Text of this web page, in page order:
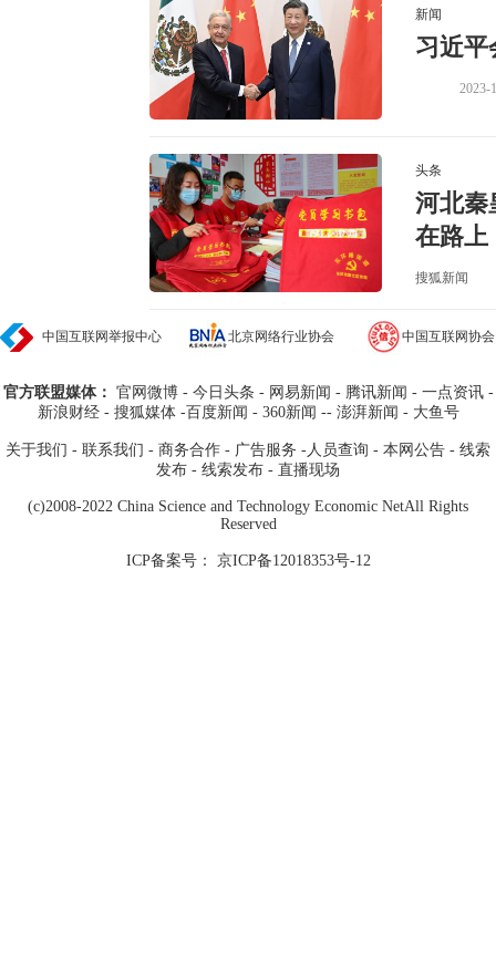
新闻
习近平
2023-
头条
河北秦
在路上
搜狐新闻
中国互联网举报中心 北京网络行业协会 中国互联网协会
官方联盟媒体： 官网微博- 今日头条 -网易新闻 - 腾讯新闻 - 一点资讯-
新浪财经 - 搜狐媒体 -百度新闻 - 360新闻 -- 澎湃新闻 -大鱼号
关于我们 - 联系我们 - 商务合作 - 广告服务 -人员查询 - 本网公告 - 线索
发布 - 线索发布 - 直播现场
(c)2008-2022 China Science and Technology Economic NetAll Rights
Reserved
ICP备案号： 京ICP备12018353号-12